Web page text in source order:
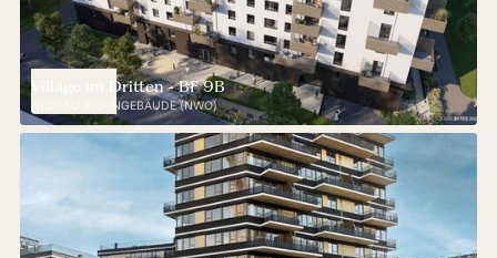
Village im Dritten - BF 9B
NEUBAU WOHNGEBÄUDE (NWO)